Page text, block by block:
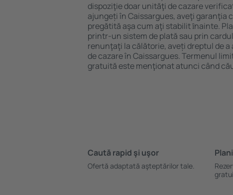
dispoziţie doar unităţi de cazare
ajungeți în Caissargues, aveţi garanţia
pregătită aşa cum aţi stabilit ȋnainte.
printr-un sistem de plată sau prin
renunţaţi la călătorie, aveți dreptul de
de cazare în Caissargues. Termenul
gratuită este menţionat atunci când
Caută rapid şi uşor
Ofertă adaptată aşteptărilor tale.